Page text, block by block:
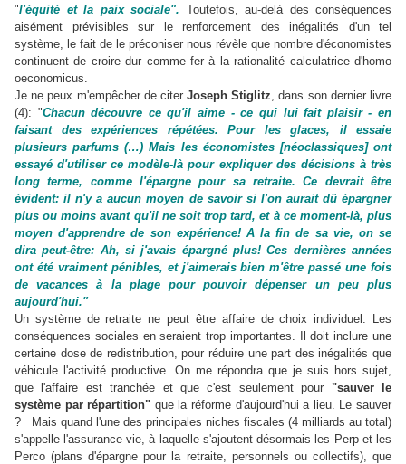
"l'équité et la paix sociale". Toutefois, au-delà des conséquences
aisément prévisibles sur le renforcement des inégalités d'un tel
système, le fait de le préconiser nous révèle que nombre d'économistes
continuent de croire dur comme fer à la rationalité calculatrice d'homo
oeconomicus.
Je ne peux m'empêcher de citerJoseph Stiglitz, dans son dernier livre
(4): "Chacun découvre ce qu'il aime - ce qui lui fait plaisir - en
faisant des expériences répétées. Pour les glaces, il essaie
plusieurs parfums (…) Mais les économistes [néoclassiques] ont
essayé d'utiliser ce modèle-là pour expliquer des décisions à très
long terme, comme l'épargne pour sa retraite. Ce devrait être
évident: il n'y a aucun moyen de savoir si l'on aurait dû épargner
plus ou moins avant qu'il ne soit trop tard, et à ce moment-là, plus
moyen d'apprendre de son expérience! A la fin de sa vie, on se
dira peut-être: Ah, si j'avais épargné plus! Ces dernières années
ont été vraiment pénibles, et j'aimerais bien m'être passé une fois
de vacances à la plage pour pouvoir dépenser un peu plus
aujourd'hui."
Un système de retraite ne peut être affaire de choix individuel. Les
conséquences sociales en seraient trop importantes. Il doit inclure une
certaine dose de redistribution, pour réduire une part des inégalités que
véhicule l'activité productive. On me répondra que je suis hors sujet,
que l'affaire est tranchée et que c'est seulement pour "sauver le
système par répartition" que la réforme d'aujourd'hui a lieu. Le sauver
? Mais quand l'une des principales niches fiscales (4 milliards au total)
s'appelle l'assurance-vie, à laquelle s'ajoutent désormais les Perp et les
Perco (plans d'épargne pour la retraite, personnels ou collectifs), que